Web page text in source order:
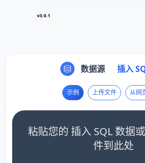
v3.0.1
数据源 插入
示例 上传文件 从网
粘贴您的 插入 SQL 数据
件到此处